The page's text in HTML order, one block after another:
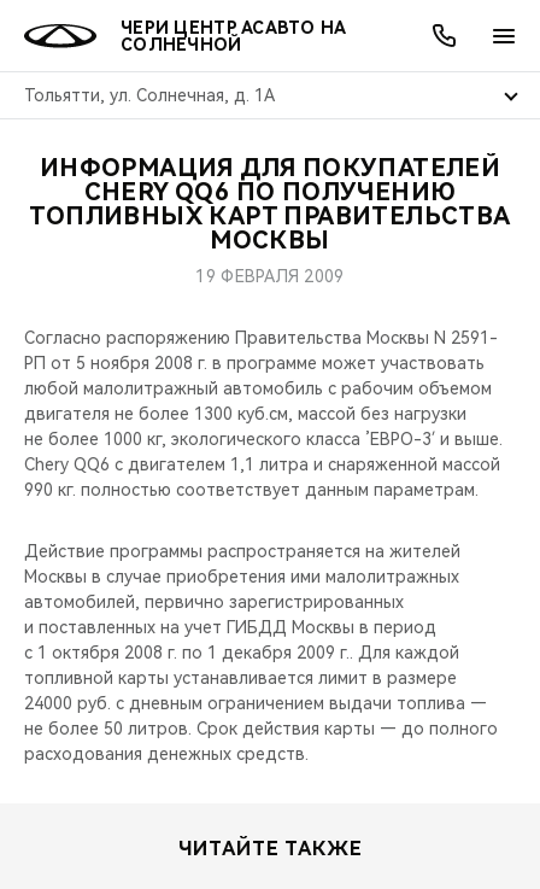
ЧЕРИ ЦЕНТР АСАВТО НА
СОЛНЕЧНОЙ
Тольятти, ул. Солнечная, д. 1А
МОДЕЛИ
СЕДАНЫ
НОВИНКИ
ПОКУПАТЕЛЯМ
ВЛАДЕЛЬЦАМ
ПОДДЕРЖКА
CHERY CONNECT
МИР CHERY
CHERY В СОЦСЕТЯХ
ЛЮДИ CHERY
БЛАГОТВОРИТЕЛЬНОСТЬ
CHERY REMOTE
CHERY И СПОРТ
НАШИ МЕРОПРИЯТИЯ
ВИДЕООБЗОРЫ
АКЦИИ
ОНЛАЙН СЕРВИСЫ
О КОМПАНИИ
ИНФОРМАЦИЯ ДЛЯ ПОКУПАТЕЛЕЙ
CHERY QQ6 ПО ПОЛУЧЕНИЮ
ТОПЛИВНЫХ КАРТ ПРАВИТЕЛЬСТВА
МОСКВЫ
19 ФЕВРАЛЯ 2009
Согласно распоряжению Правительства Москвы N 2591-
РП от 5 ноября 2008 г. в программе может участвовать
любой малолитражный автомобиль с рабочим объемом
двигателя не более 1300 куб.см, массой без нагрузки
не более 1000 кг, экологического класса ’ЕВРО-3′ и выше.
Chery QQ6 с двигателем 1,1 литра и снаряженной массой
990 кг. полностью соответствует данным параметрам.
Действие программы распространяется на жителей
Москвы в случае приобретения ими малолитражных
автомобилей, первично зарегистрированных
и поставленных на учет ГИБДД Москвы в период
с 1 октября 2008 г. по 1 декабря 2009 г.. Для каждой
топливной карты устанавливается лимит в размере
24000 руб. с дневным ограничением выдачи топлива —
не более 50 литров. Срок действия карты — до полного
расходования денежных средств.
ЧИТАЙТЕ ТАКЖЕ